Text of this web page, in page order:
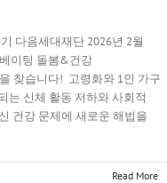
다음세대재단 2026년 2월
이팅 돌봄&건강
찾습니다! 고령화와 1인 가구
는 신체 활동 저하와 사회적
건강 문제에 새로운 해법을
Read More